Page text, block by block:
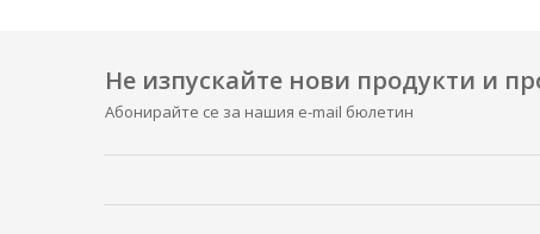
Не изпускайте нови продукти и
Абонирайте се за нашия e-mail бюлетин